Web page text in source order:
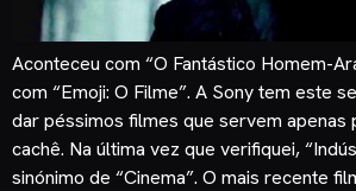
Aconteceu com “O Fantástico Homem-
com “Emoji: O Filme”. A Sony tem este
dar péssimos filmes que servem apenas
cachê. Na última vez que verifiquei,
sinónimo de “Cinema”. O mais recente